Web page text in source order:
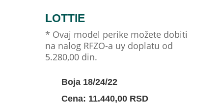
LOTTIE
* Ovaj model perike možete dobiti
na nalog RFZO-a uy doplatu od
5.280,00 din.
Boja 18/24/22
Cena: 11.440,00 RSD